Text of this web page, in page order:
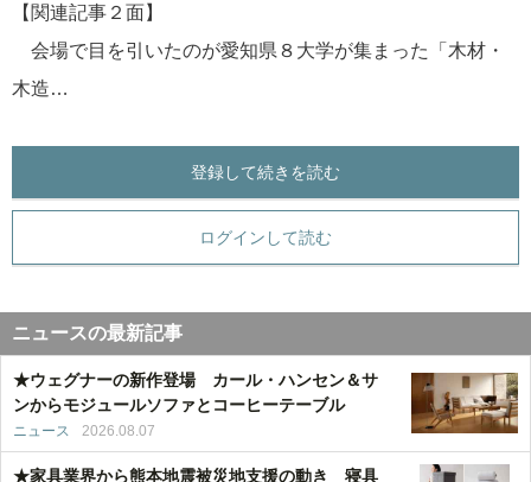
【関連記事２面】
会場で目を引いたのが愛知県８大学が集まった「木材・
木造…
登録して続きを読む
ログインして読む
ニュースの最新記事
★ウェグナーの新作登場 カール・ハンセン＆サ
ンからモジュールソファとコーヒーテーブル
ニュース 2026.08.07
★家具業界から熊本地震被災地支援の動き 寝具